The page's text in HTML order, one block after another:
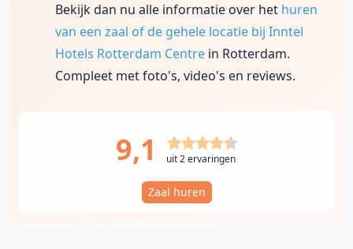
Bekijk dan nu alle informatie over het huren
van een zaal of de gehele locatie bij Inntel
Hotels Rotterdam Centre in Rotterdam.
Compleet met foto's, video's en reviews.
9,1 uit 2 ervaringen
Zaal huren